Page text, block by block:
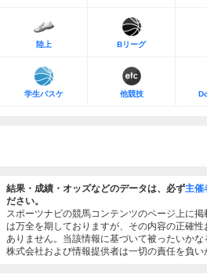
陸上 Bリーグ
学生バスケ 他競技
結果・成績・オッズなどのデータは、必ず主催
ださい。
スポーツナビの競馬コンテンツのページ上に
は万全を期しておりますが、その内容の正確
ありません。当該情報に基づいて被ったいか
株式会社および情報提供者は一切の責任を負い